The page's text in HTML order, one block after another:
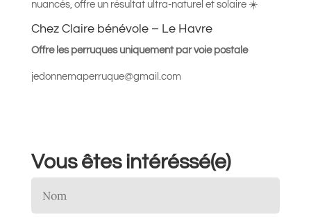
nuancés, offre un résultat ultra-naturel et solaire ☀️
Chez Claire bénévole – Le Havre
Offre les perruques uniquement par voie postale
jedonnemaperruque@gmail.com
Vous êtes intéréssé(e)